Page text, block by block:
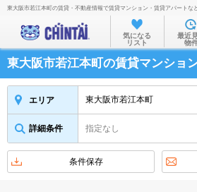
お部屋を探す
沿線・駅
住所から
家賃相場か
物件特集
不動産会
東大阪市若江本町の賃貸・不動産情報で賃貸マンション・賃貸アパートな
気になる
リスト
最近
物
東大阪市若江本町の賃貸マンショ
エリア 東大阪市若江本町
詳細条件 指定なし
条件保存